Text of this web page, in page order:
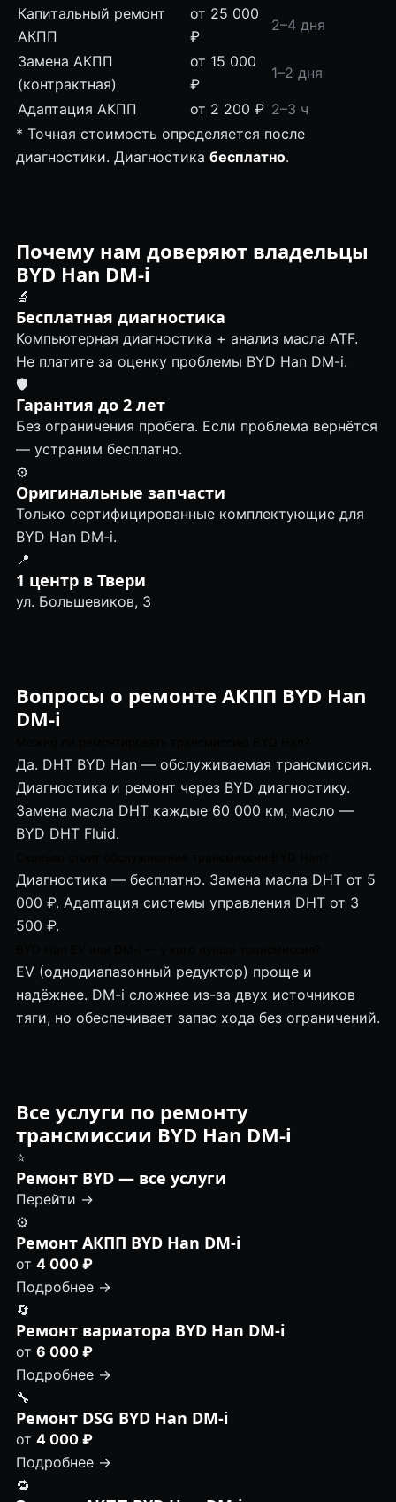
Капитальный ремонт
АКПП
от 25 000
₽
2–4 дня
Замена АКПП
(контрактная)
от 15 000
₽
1–2 дня
Адаптация АКПП от 2 200 ₽ 2–3 ч
* Точная стоимость определяется после
диагностики. Диагностика бесплатно.
Почему нам доверяют владельцы
BYD Han DM-i
🔬
Бесплатная диагностика
Компьютерная диагностика + анализ масла ATF.
Не платите за оценку проблемы BYD Han DM-i.
🛡
Гарантия до 2 лет
Без ограничения пробега. Если проблема вернётся
— устраним бесплатно.
⚙️
Оригинальные запчасти
Только сертифицированные комплектующие для
BYD Han DM-i.
📍
1 центр в Твери
ул. Большевиков, 3
Вопросы о ремонте АКПП BYD Han
DM-i
Да. DHT BYD Han — обслуживаемая трансмиссия.
Диагностика и ремонт через BYD диагностику.
Замена масла DHT каждые 60 000 км, масло —
BYD DHT Fluid.
Диагностика — бесплатно. Замена масла DHT от 5
000 ₽. Адаптация системы управления DHT от 3
500 ₽.
EV (однодиапазонный редуктор) проще и
надёжнее. DM-i сложнее из-за двух источников
тяги, но обеспечивает запас хода без ограничений.
Все услуги по ремонту
трансмиссии BYD Han DM-i
⭐
Ремонт BYD — все услуги
Перейти →
⚙️
Ремонт АКПП BYD Han DM-i
от 4 000 ₽
Подробнее →
🔄
Ремонт вариатора BYD Han DM-i
от 6 000 ₽
Подробнее →
🔧
Ремонт DSG BYD Han DM-i
от 4 000 ₽
Подробнее →
🔁